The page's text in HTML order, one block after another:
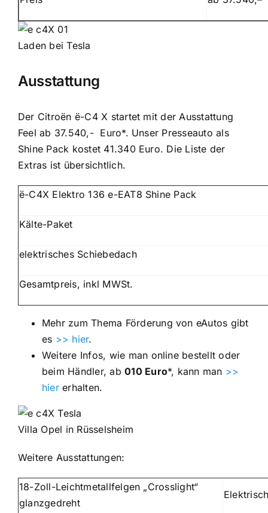
Laden bei Tesla
Ausstattung
Der Citroën ë-C4 X startet mit der Ausstattung
Feel ab 37.540,- Euro*. Unser Presseauto als
Shine Pack kostet 41.340 Euro. Die Liste der
Extras ist übersichtlich.
ë-C4X Elektro 136 e-EAT8 Shine Pack
Kälte-Paket
elektrisches Schiebedach
Gesamtpreis, inkl MWSt.
Mehr zum Thema Förderung von eAutos gibt
es >> hier.
Weitere Infos, wie man online bestellt oder
beim Händler, ab010 Euro*, kann man >>
hiererhalten.
Villa Opel in Rüsselsheim
Weitere Ausstattungen:
18-Zoll-Leichtmetallfelgen „Crosslight“
glanzgedreht